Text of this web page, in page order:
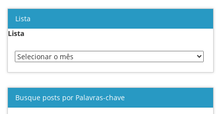
Lista
Lista
Busque posts por Palavras-chave